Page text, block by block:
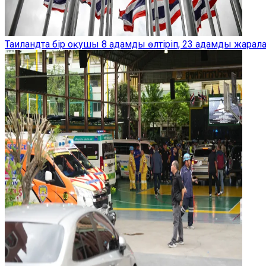
Таиландта бір оқушы 8 адамды өлтіріп, 23 адамды